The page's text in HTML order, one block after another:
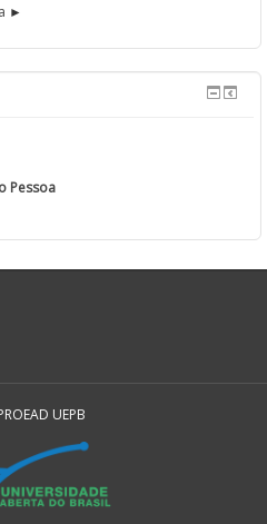
Pessoa
UEPB